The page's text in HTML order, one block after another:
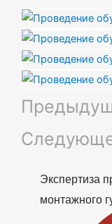
Экспертиза
монтажного